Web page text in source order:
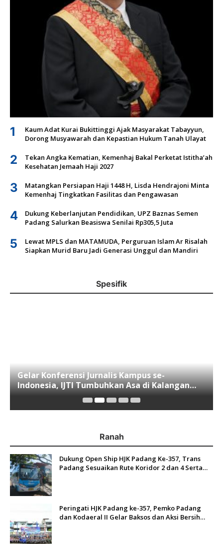
1
Kaum Adat Kurai Bukittinggi Ajak Masyarakat Tabayyun,
Dorong Musyawarah dan Kepastian Hukum Tanah Ulayat
2
Tekan Angka Kematian, Kemenhaj Bakal Perketat Istitha’ah
Kesehatan Jemaah Haji 2027
3
Matangkan Persiapan Haji 1448 H, Lisda Hendrajoni Minta
Kemenhaj Tingkatkan Fasilitas dan Pengawasan
4
Dukung Keberlanjutan Pendidikan, UPZ Baznas Semen
Padang Salurkan Beasiswa Senilai Rp305,5 Juta
5
Lewat MPLS dan MATAMUDA, Perguruan Islam Ar Risalah
Siapkan Murid Baru Jadi Generasi Unggul dan Mandiri
Spesifik
Gelar Konferensi Jurnalis Kampus se-
Indonesia, IJTI Tumbuhkan Asa di Kalangan
Jurnalis Muda di Era Disruspi Digital
Ranah
Dukung Open Ship HJK Padang Ke-357, Trans
Padang Sesuaikan Rute Koridor 2 dan 4 Serta
Peringati HJK Padang ke-357, Pemko Padang
dan Kodaeral II Gelar Baksos dan Aksi Bersih